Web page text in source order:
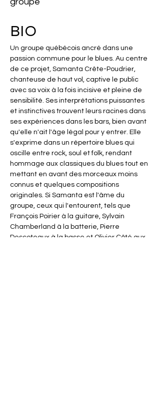
BIO
Un groupe québécois ancré dans une
passion commune pour le blues. Au centre
de ce projet, Samanta Crête-Poudrier,
chanteuse de haut vol, captive le public
avec sa voix à la fois incisive et pleine de
sensibilité. Ses interprétations puissantes
et instinctives trouvent leurs racines dans
ses expériences dans les bars, bien avant
qu'elle n'ait l'âge légal pour y entrer. Elle
s'exprime dans un répertoire blues qui
oscille entre rock, soul et folk, rendant
hommage aux classiques du blues tout en
mettant en avant des morceaux moins
connus et quelques compositions
originales. Si Samanta est l'âme du
groupe, ceux qui l'entourent, tels que
François Poirier à la guitare, Sylvain
Chamberland à la batterie, Pierre
Descoteaux à la basse et Olivier Côté aux